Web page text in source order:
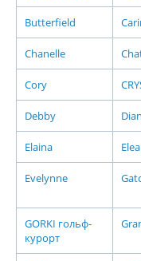
Butterfield
Chanelle
Cory
Debby
Elaina
Evelynne
GORKI гольф-
курорт